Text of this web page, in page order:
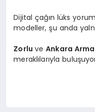
Dijital çağın lüks
modeller, şu anda
Zorlu veAnkara
meraklılarıyla